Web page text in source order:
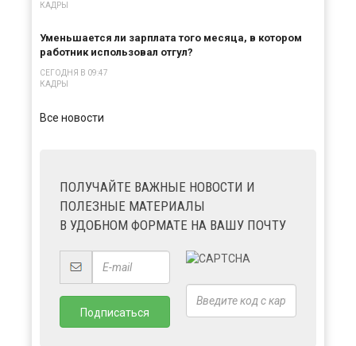
КАДРЫ
Уменьшается ли зарплата того месяца, в котором
работник использовал отгул?
СЕГОДНЯ В 09:47
КАДРЫ
Все новости
ПОЛУЧАЙТЕ ВАЖНЫЕ НОВОСТИ И
ПОЛЕЗНЫЕ МАТЕРИАЛЫ
В УДОБНОМ ФОРМАТЕ НА ВАШУ ПОЧТУ